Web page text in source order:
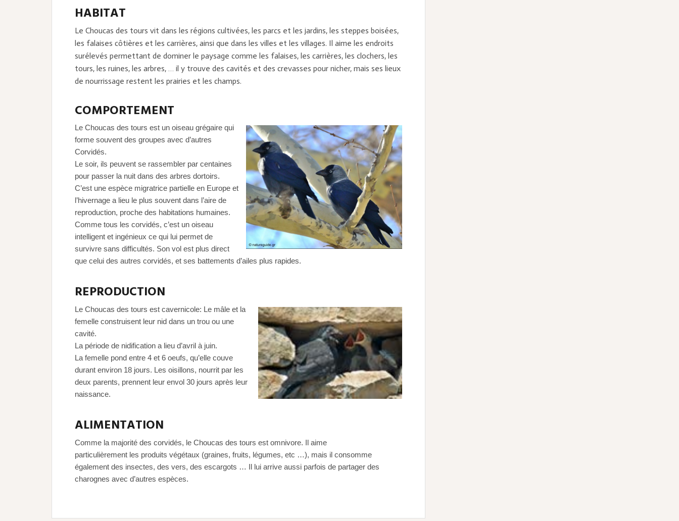
HABITAT
Le Choucas des tours vit dans les régions cultivées, les parcs et les jardins, les steppes boisées,
les falaises côtières et les carrières, ainsi que dans les villes et les villages. Il aime les endroits
surélevés permettant de dominer le paysage comme les falaises, les carrières, les clochers, les
tours, les ruines, les arbres, … il y trouve des cavités et des crevasses pour nicher, mais ses lieux
de nourrissage restent les prairies et les champs.
COMPORTEMENT
Le Choucas des tours est un oiseau grégaire qui
forme souvent des groupes avec d’autres
Corvidés.
Le soir, ils peuvent se rassembler par centaines
pour passer la nuit dans des arbres dortoirs.
C’est une espèce migratrice partielle en Europe et
l’hivernage a lieu le plus souvent dans l’aire de
reproduction, proche des habitations humaines.
Comme tous les corvidés, c’est un oiseau
intelligent et ingénieux ce qui lui permet de
survivre sans difficultés. Son vol est plus direct
que celui des autres corvidés, et ses battements d’ailes plus rapides.
REPRODUCTION
Le Choucas des tours est cavernicole: Le mâle et la
femelle construisent leur nid dans un trou ou une
cavité.
La période de nidification a lieu d’avril à juin.
La femelle pond entre 4 et 6 oeufs, qu’elle couve
durant environ 18 jours. Les oisillons, nourrit par les
deux parents, prennent leur envol 30 jours après leur
naissance.
ALIMENTATION
Comme la majorité des corvidés, le Choucas des tours est omnivore. Il aime
particulièrement les produits végétaux (graines, fruits, légumes, etc …), mais il consomme
également des insectes, des vers, des escargots … Il lui arrive aussi parfois de partager des
charognes avec d’autres espèces.